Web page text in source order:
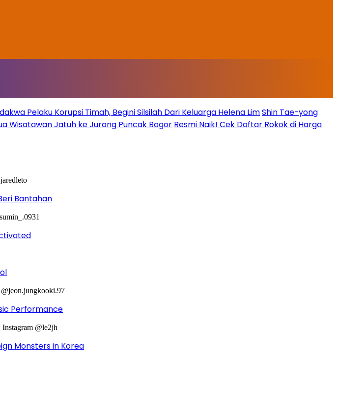
Pelaku Korupsi Timah, Begini Silsilah Dari Keluarga Helena LimShin Tae-yong
Wisatawan Jatuh ke Jurang Puncak Bogor Resmi Naik! Cek Daftar Rokok di Harga
Bantahan
Performance
Monsters in Korea